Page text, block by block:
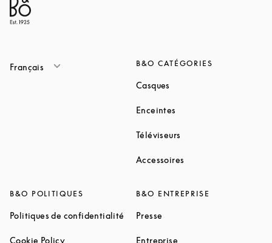
Français B&O CATÉGORIES
Casques
Enceintes
Téléviseurs
Accessoires
B&O POLITIQUES
Politiques de confidentialité Link Opens in New Tab
Cookie PolicyLink Opens in New Tab
B&O ENTREPRISE
Presse
Entreprise